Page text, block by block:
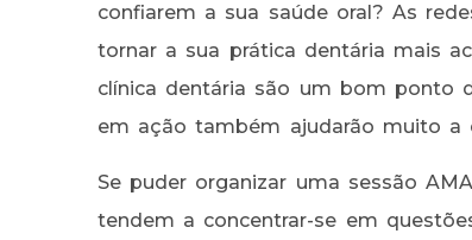
confiarem a sua saúde oral? As
tornar a sua prática dentária mais
clínica dentária são um bom ponto
em ação também ajudarão muito a
Se puder organizar uma sessão
tendem a concentrar-se em